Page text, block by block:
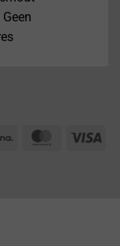
Klarna